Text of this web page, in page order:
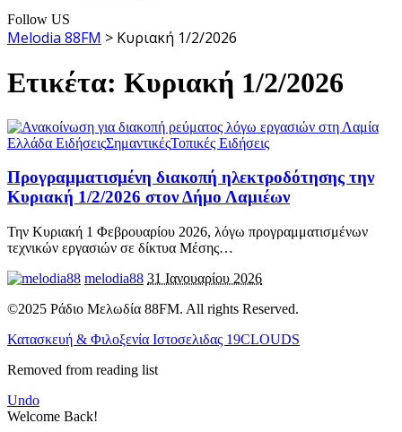
Follow US
Melodia 88FM > Κυριακή 1/2/2026
Ετικέτα: Κυριακή 1/2/2026
Ελλάδα ΕιδήσειςΣημαντικέςΤοπικές Ειδήσεις
Προγραμματισμένη διακοπή ηλεκτροδότησης την
Κυριακή 1/2/2026 στον Δήμο Λαμιέων
Την Κυριακή 1 Φεβρουαρίου 2026, λόγω προγραμματισμένων
τεχνικών εργασιών σε δίκτυα Μέσης…
melodia88 31 Ιανουαρίου 2026
©2025 Ράδιο Μελωδία 88FM. All rights Reserved.
Κατασκευή & Φιλοξενία Ιστοσελιδας 19CLOUDS
Removed from reading list
Undo
Welcome Back!